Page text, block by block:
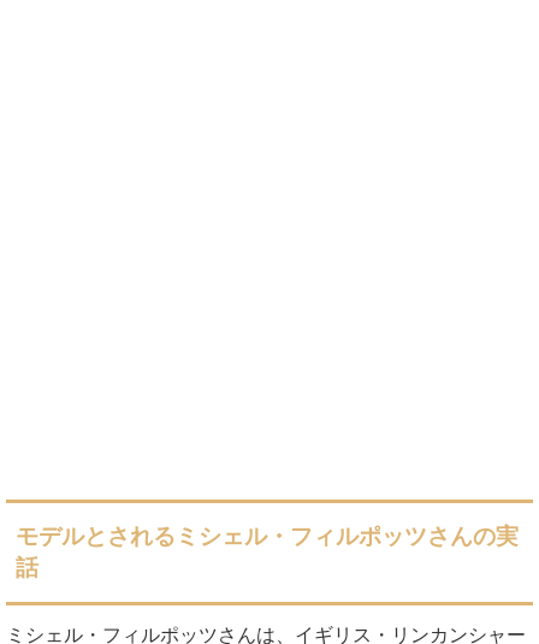
モデルとされるミシェル・フィルポッツさんの実
話
ミシェル・フィルポッツさんは、イギリス・リンカンシャー